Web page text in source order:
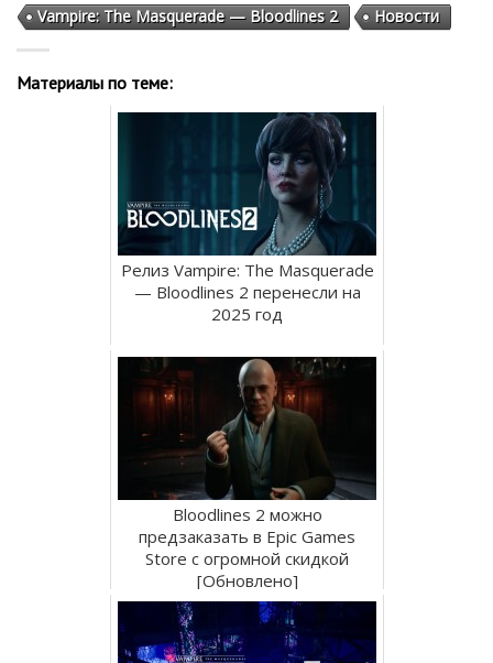
Vampire: The Masquerade — Bloodlines 2 Новости
Материалы по теме:
Релиз Vampire: The Masquerade
— Bloodlines 2 перенесли на
2025 год
Bloodlines 2 можно
предзаказать в Epic Games
Store с огромной скидкой
[Обновлено]